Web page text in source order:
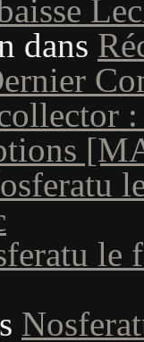
dans
le